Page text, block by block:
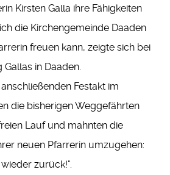
Kirsten Galla ihre Fähigkeiten
die Kirchengemeinde Daaden
freuen kann, zeigte sich bei
in Daaden.
Festakt im
die bisherigen Weggefährten
Lauf und mahnten die
neuen Pfarrerin umzugehen:
zurück!“.